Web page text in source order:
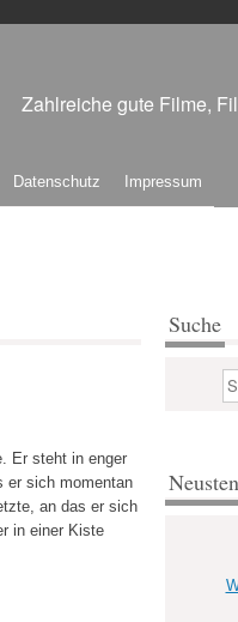
Zahlreiche gute Filme,
Datenschutz Impressum
Er steht in enger
er sich momentan
an das er sich
in einer Kiste
Suche